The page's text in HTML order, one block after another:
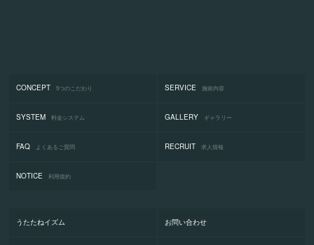
CONCEPT 5つのこだわり SERVICE 施術内容
SYSTEM 料金システム GALLERY ギャラリー
FAQ よくあるご質問 RECRUIT 求人情報
NOTICE 利用規約
うたたねイズム お問い合わせ